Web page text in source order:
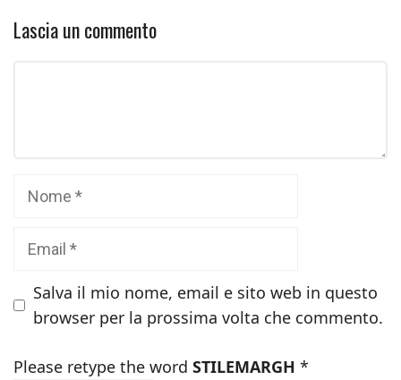
Lascia un commento
Salva il mio nome, email e sito web in questo
browser per la prossima volta che commento.
Please retype the word STILEMARGH *